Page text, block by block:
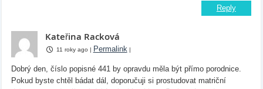
Reply
Kateřina Racková
11 roky ago | Permalink|
Dobrý den, číslo popisné 441 by opravdu měla být přímo porodnice.
Pokud byste chtěl bádat dál, doporučuji si prostudovat matriční